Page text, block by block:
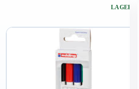
LAGERND